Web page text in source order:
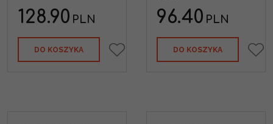
128.90 PLN
DO KOSZYKA
96.40 PLN
DO KOSZYKA